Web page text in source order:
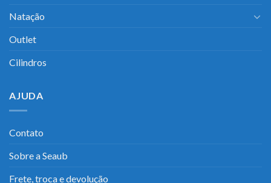
Natação
Outlet
Cilindros
AJUDA
Contato
Sobre a Seaub
Frete, troca e devolução